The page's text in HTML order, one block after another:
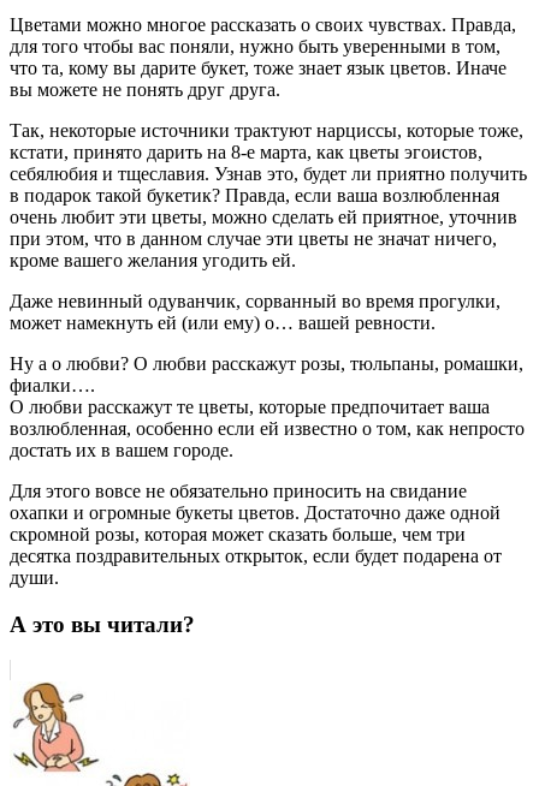
Цветами можно многое рассказать о своих чувствах. Правда,
для того чтобы вас поняли, нужно быть уверенными в том,
что та, кому вы дарите букет, тоже знает язык цветов. Иначе
вы можете не понять друг друга.
Так, некоторые источники трактуют нарциссы, которые тоже,
кстати, принято дарить на 8-е марта, как цветы эгоистов,
себялюбия и тщеславия. Узнав это, будет ли приятно получить
в подарок такой букетик? Правда, если ваша возлюбленная
очень любит эти цветы, можно сделать ей приятное, уточнив
при этом, что в данном случае эти цветы не значат ничего,
кроме вашего желания угодить ей.
Даже невинный одуванчик, сорванный во время прогулки,
может намекнуть ей (или ему) о… вашей ревности.
Ну а о любви? О любви расскажут розы, тюльпаны, ромашки,
фиалки….
О любви расскажут те цветы, которые предпочитает ваша
возлюбленная, особенно если ей известно о том, как непросто
достать их в вашем городе.
Для этого вовсе не обязательно приносить на свидание
охапки и огромные букеты цветов. Достаточно даже одной
скромной розы, которая может сказать больше, чем три
десятка поздравительных открыток, если будет подарена от
души.
А это вы читали?